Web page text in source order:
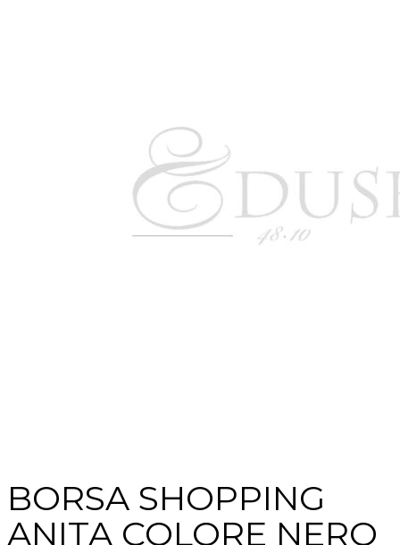
BORSA SHOPPING
ANITA COLORE NERO